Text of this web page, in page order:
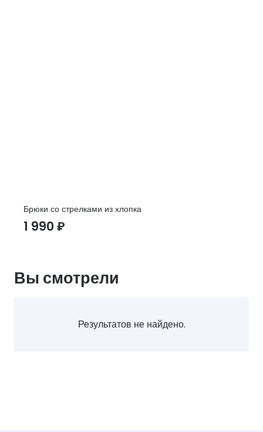
Брюки со стрелками из хлопка
1 990 ₽
Вы смотрели
Результатов не найдено.